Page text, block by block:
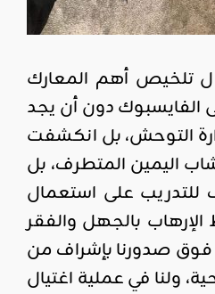
المتكون من 73 صفحة ثم من خلال تلخيص أهم المعارك
الفايسبوك دون أن يجد
التوحش، بل انكشفت
اليمين المتطرف، بل
للتدريب على استعمال
بالجهل والفقر
فوق صدورنا بإشراف من
ولنا في عملية اغتيال